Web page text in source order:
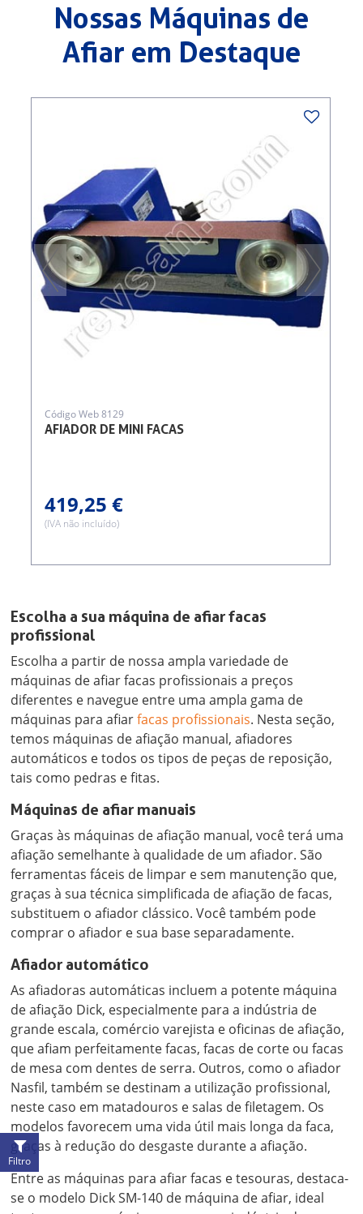
Nossas Máquinas de
Afiar em Destaque
AFIADOR DE MINI FACAS
Código Web 8129
419,25 €
(IVA não incluído)
Escolha a sua máquina de afiar facas
profissional
Escolha a partir de nossa ampla variedade de
máquinas de afiar facas profissionais a preços
diferentes e navegue entre uma ampla gama de
máquinas para afiarfacas profissionais. Nesta seção,
temos máquinas de afiação manual, afiadores
automáticos e todos os tipos de peças de reposição,
tais como pedras e fitas.
Máquinas de afiar manuais
Graças às máquinas de afiação manual, você terá uma
afiação semelhante à qualidade de um afiador. São
ferramentas fáceis de limpar e sem manutenção que,
graças à sua técnica simplificada de afiação de facas,
substituem o afiador clássico. Você também pode
comprar o afiador e sua base separadamente.
Afiador automático
As afiadoras automáticas incluem a potente máquina
de afiação Dick, especialmente para a indústria de
grande escala, comércio varejista e oficinas de afiação,
que afiam perfeitamente facas, facas de corte ou facas
de mesa com dentes de serra. Outros, como o afiador
Nasfil, também se destinam a utilização profissional,
neste caso em matadouros e salas de filetagem. Os
modelos favorecem uma vida útil mais longa da faca,
graças à redução do desgaste durante a afiação.
Entre as máquinas para afiar facas e tesouras, destaca-
se o modelo Dick SM-140 de máquina de afiar, ideal
Filtro